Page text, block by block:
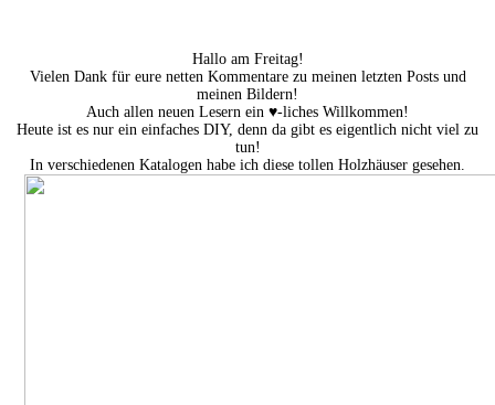
Hallo am Freitag!
Vielen Dank für eure netten Kommentare zu meinen letzten Posts und
meinen Bildern!
Auch allen neuen Lesern ein ♥-liches Willkommen!
Heute ist es nur ein einfaches DIY, denn da gibt es eigentlich nicht viel zu
tun!
In verschiedenen Katalogen habe ich diese tollen Holzhäuser gesehen.